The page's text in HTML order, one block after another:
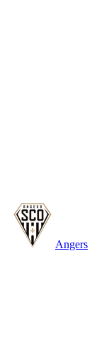
Angers